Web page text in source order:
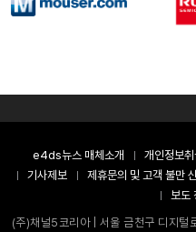
e4ds뉴스 매체소개 개인정보
기사제보
제휴문의 및 고객 불만
보도
(주)채널5코리아 | 서울 금천구 디지